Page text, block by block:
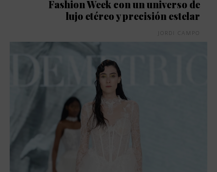
Fashion Week con un universo de
lujo etéreo y precisión estelar
JORDI CAMPO